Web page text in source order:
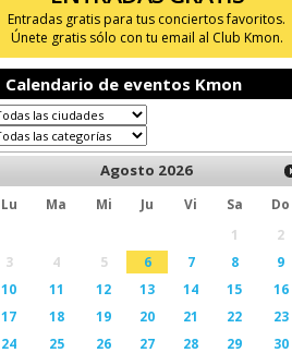
Entradas gratis para tus conciertos favoritos.
Únete gratis sólo con tu email al Club Kmon.
Calendario de eventos Kmon
Agosto 2026
Lu Ma Mi Ju Vi Sa
Do
1
2
3
4 5 6 7 8
9
10
11 12 13 14 15
16
17
18 19 20 21 22
23
24
25 26 27 28 29
30